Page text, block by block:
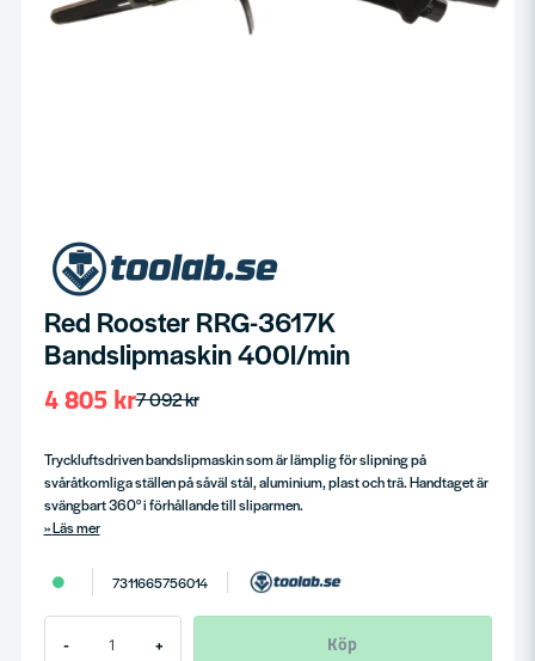
Red Rooster RRG-3617K
Bandslipmaskin 400l/min
7 092 kr
4 805 kr
Tryckluftsdriven bandslipmaskin som är lämplig för slipning på
svåråtkomliga ställen på såväl stål, aluminium, plast och trä. Handtaget är
svängbart 360° i förhållande till sliparmen.
Läs mer
7311665756014
- + Köp